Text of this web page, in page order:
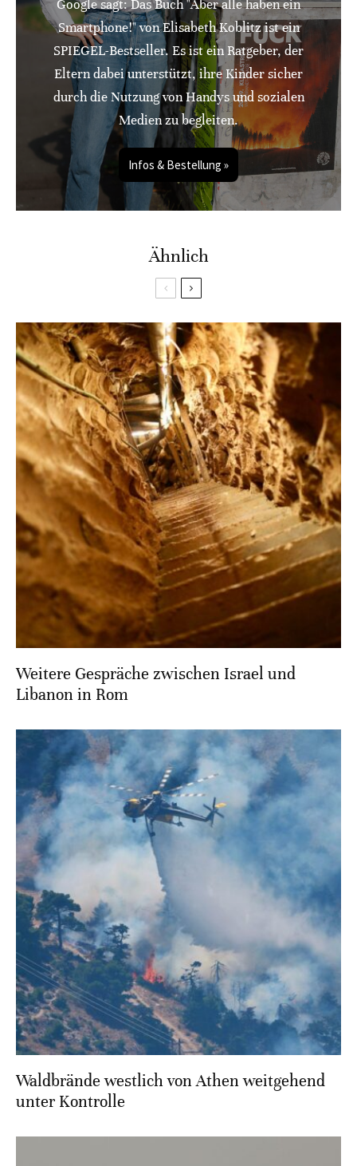
Google sagt: Das Buch "Aber alle haben ein
Smartphone!" von Elisabeth Koblitz ist ein
SPIEGEL-Bestseller. Es ist ein Ratgeber, der
Eltern dabei unterstützt, ihre Kinder sicher
durch die Nutzung von Handys und sozialen
Medien zu begleiten.
Infos & Bestellung »
Ähnlich
Weitere Gespräche zwischen Israel und
Libanon in Rom
Waldbrände westlich von Athen weitgehend
unter Kontrolle